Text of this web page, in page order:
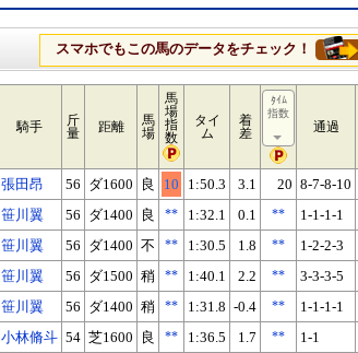
スマホでもこの馬のデータをチェック！
騎手
斤
量
距離
馬
場
馬
場
指
数
タイ
ム
着
差
ﾀｲﾑ
指数
通過
張田昂 56 ダ1600 良 10 1:50.3 3.1 20 8-7-8-10
笹川翼 56 ダ1400 良 ** 1:32.1 0.1 ** 1-1-1-1
笹川翼 56 ダ1400 不 ** 1:30.5 1.8 ** 1-2-2-3
笹川翼 56 ダ1500 稍 ** 1:40.1 2.2 ** 3-3-3-5
笹川翼 56 ダ1400 稍 ** 1:31.8 -0.4 ** 1-1-1-1
小林脩斗 54 芝1600 良 ** 1:36.5 1.7 ** 1-1